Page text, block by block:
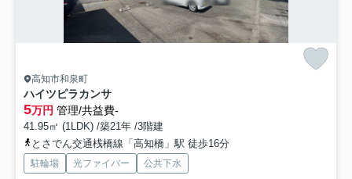
高知市和泉町
ハイツピラカンサ
5万円 管理/共益費-
41.95㎡ (1LDK) /築21年 /3階建
とさでん交通桟橋線「高知橋」駅 徒歩16分
駐輪場 光ファイバー 公共下水